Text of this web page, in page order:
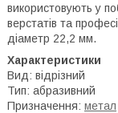
використовують у
верстатів та
діаметр 22,2 мм.
Характеристики
Вид: відрізний
Тип: абразивний
Призначення: метал